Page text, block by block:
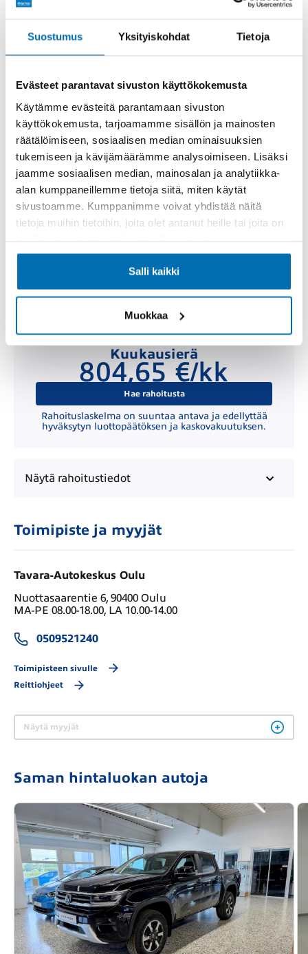
Suostumus Yksityiskohdat Tietoja
Evästeet parantavat sivuston käyttökokemusta
Käytämme evästeitä parantamaan sivuston
käyttökokemusta, tarjoamamme sisällön ja mainosten
räätälöimiseen, sosiaalisen median ominaisuuksien
tukemiseen ja kävijämäärämme analysoimiseen. Lisäksi
jaamme sosiaalisen median, mainosalan ja analytiikka-
alan kumppaneillemme tietoja siitä, miten käytät
sivustoamme. Kumppanimme voivat yhdistää näitä
tietoja muihin tietoihin, joita olet antanut heille tai joita on
Salli kaikki
Muokkaa
Käsiraha tai vaihtoauto (€)
Suurempi viimeinen erä (€)
Kuukausierä
804,65 €/kk
Hae rahoitusta
Rahoituslaskelma on suuntaa antava ja edellyttää
hyväksytyn luottopäätöksen ja kaskovakuutuksen.
Näytä rahoitustiedot
Toimipiste ja myyjät
Tavara-Autokeskus Oulu
Nuottasaarentie 6, 90400 Oulu
MA-PE 08.00-18.00, LA 10.00-14.00
0509521240
Toimipisteen sivulle
Reittiohjeet
Näytä myyjät
Saman hintaluokan autoja